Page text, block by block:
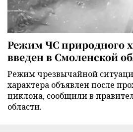
Режим ЧС природного
введен в Смоленской
Режим чрезвычайной
характера объявлен после
циклона, сообщили в
области.